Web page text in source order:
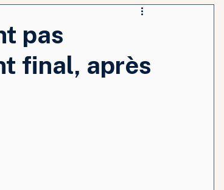
pas
final, après